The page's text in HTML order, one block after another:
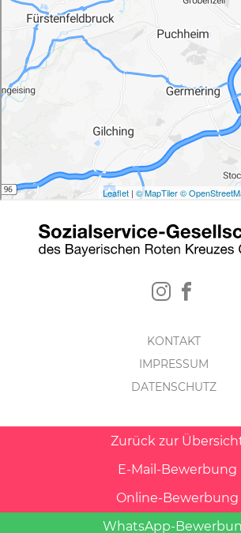
KONTAKT
IMPRESSUM
DATENSCHUTZ
Zurück zur
E-Mail-Bewerbung
Online-Bewerbung
WhatsApp-